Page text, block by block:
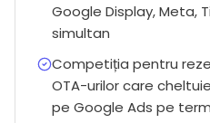
Google Display, Meta,
simultan
Competiția pentru
OTA-urilor care
pe Google Ads pe